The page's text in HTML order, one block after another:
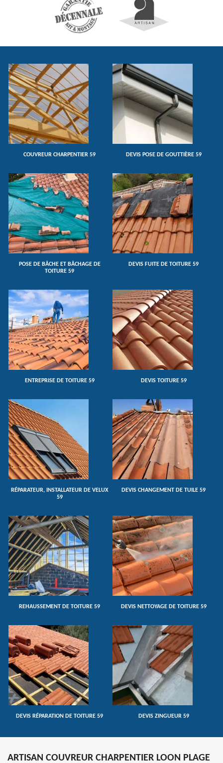
COUVREUR CHARPENTIER 59 DEVIS POSE DE GOUTTIÈRE 59
POSE DE BÂCHE ET BÂCHAGE DE
TOITURE 59
DEVIS FUITE DE TOITURE 59
ENTREPRISE DE TOITURE 59 DEVIS TOITURE 59
RÉPARATEUR, INSTALLATEUR DE VELUX
59
DEVIS CHANGEMENT DE TUILE 59
REHAUSSEMENT DE TOITURE 59 DEVIS NETTOYAGE DE TOITURE 59
DEVIS RÉPARATION DE TOITURE 59 DEVIS ZINGUEUR 59
ARTISAN COUVREUR CHARPENTIER LOON PLAGE